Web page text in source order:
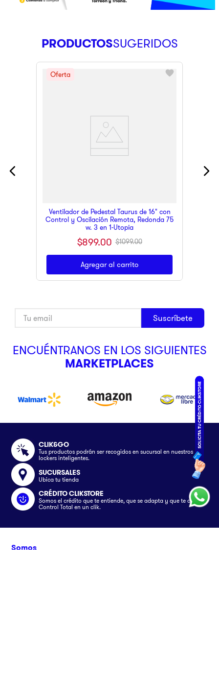
PRODUCTOS
Ventilador de Pedestal Taurus de 16" con
Control y Oscilación Remota, Redonda 75
w. 3 en 1-Utopia
$899.00 $1099.00
Agregar al carrito
Suscríbete
ENCUÉNTRANOS EN LOS SIGUIENTES
MARKETPLACES
CLIK&GO
Tus productos podrán ser recogidos en sucursal en nuestros
lockers inteligentes.
SUCURSALES
Ubica tu tienda
CRÉDITO CLIKSTORE
Somos el crédito que te entiende, que se adapta y que te da el
Control Total en un clik.
Somos